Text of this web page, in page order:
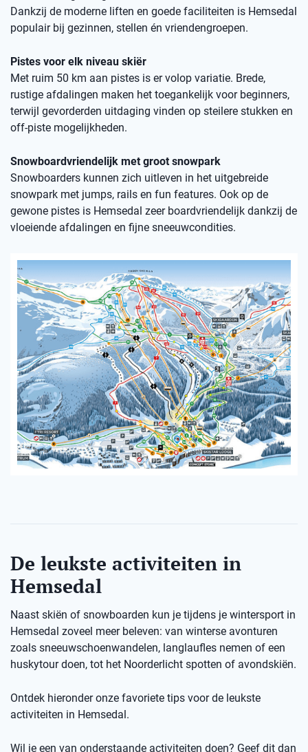
Dankzij de moderne liften en goede faciliteiten is Hemsedal
populair bij gezinnen, stellen én vriendengroepen.
Pistes voor elk niveau skiër
Met ruim 50 km aan pistes is er volop variatie. Brede,
rustige afdalingen maken het toegankelijk voor beginners,
terwijl gevorderden uitdaging vinden op steilere stukken en
off-piste mogelijkheden.
Snowboardvriendelijk met groot snowpark
Snowboarders kunnen zich uitleven in het uitgebreide
snowpark met jumps, rails en fun features. Ook op de
gewone pistes is Hemsedal zeer boardvriendelijk dankzij de
vloeiende afdalingen en fijne sneeuwcondities.
De leukste activiteiten in
Hemsedal
Naast skiën of snowboarden kun je tijdens je wintersport in
Hemsedal zoveel meer beleven: van winterse avonturen
zoals sneeuwschoenwandelen, langlaufles nemen of een
huskytour doen, tot het Noorderlicht spotten of avondskiën.
Ontdek hieronder onze favoriete tips voor de leukste
activiteiten in Hemsedal.
Wil je een van onderstaande activiteiten doen? Geef dit dan